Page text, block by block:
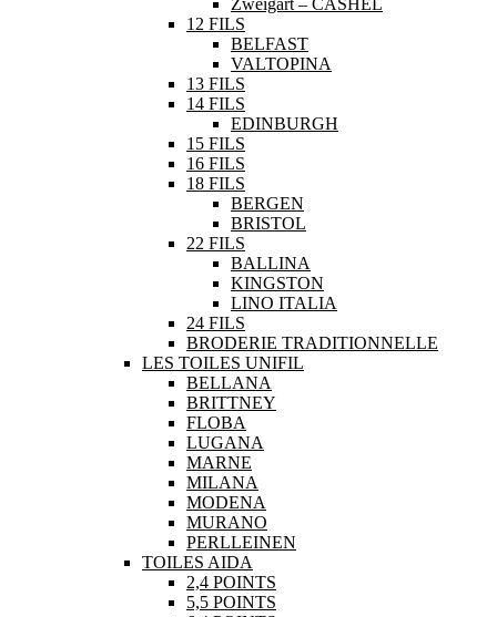
Zweigart – CASHEL
12 FILS
BELFAST
VALTOPINA
13 FILS
14 FILS
EDINBURGH
15 FILS
16 FILS
18 FILS
BERGEN
BRISTOL
22 FILS
BALLINA
KINGSTON
LINO ITALIA
24 FILS
BRODERIE TRADITIONNELLE
LES TOILES UNIFIL
BELLANA
BRITTNEY
FLOBA
LUGANA
MARNE
MILANA
MODENA
MURANO
PERLLEINEN
TOILES AIDA
2,4 POINTS
5,5 POINTS